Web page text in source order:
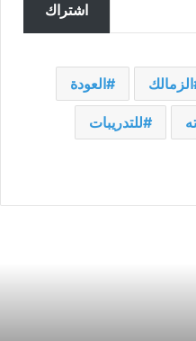
اشتراك
الزمالك العودة
للتدريبات